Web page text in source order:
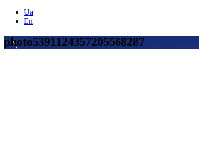
Ua
En
photo5391124357205568287